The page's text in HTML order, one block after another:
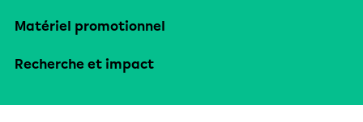
Matériel promotionnel
Recherche et impact